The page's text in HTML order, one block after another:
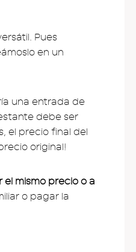
Pues
en un
una entrada de
debe ser
el precio final del
original!
mismo precio o a
o pagar la